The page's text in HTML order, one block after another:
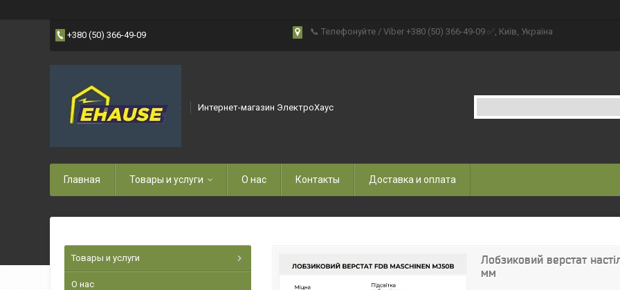
+380 (50) 366-49-09 📞 Телефонуйте / Viber +380 (50) 366-49-09 ✅, Київ, Україна
Интернет-магазин ЭлектроХаус
Главная Товары и услуги О нас Контакты Доставка и оплата
Лобзиковий верстат
мм
Товары и услуги
О нас